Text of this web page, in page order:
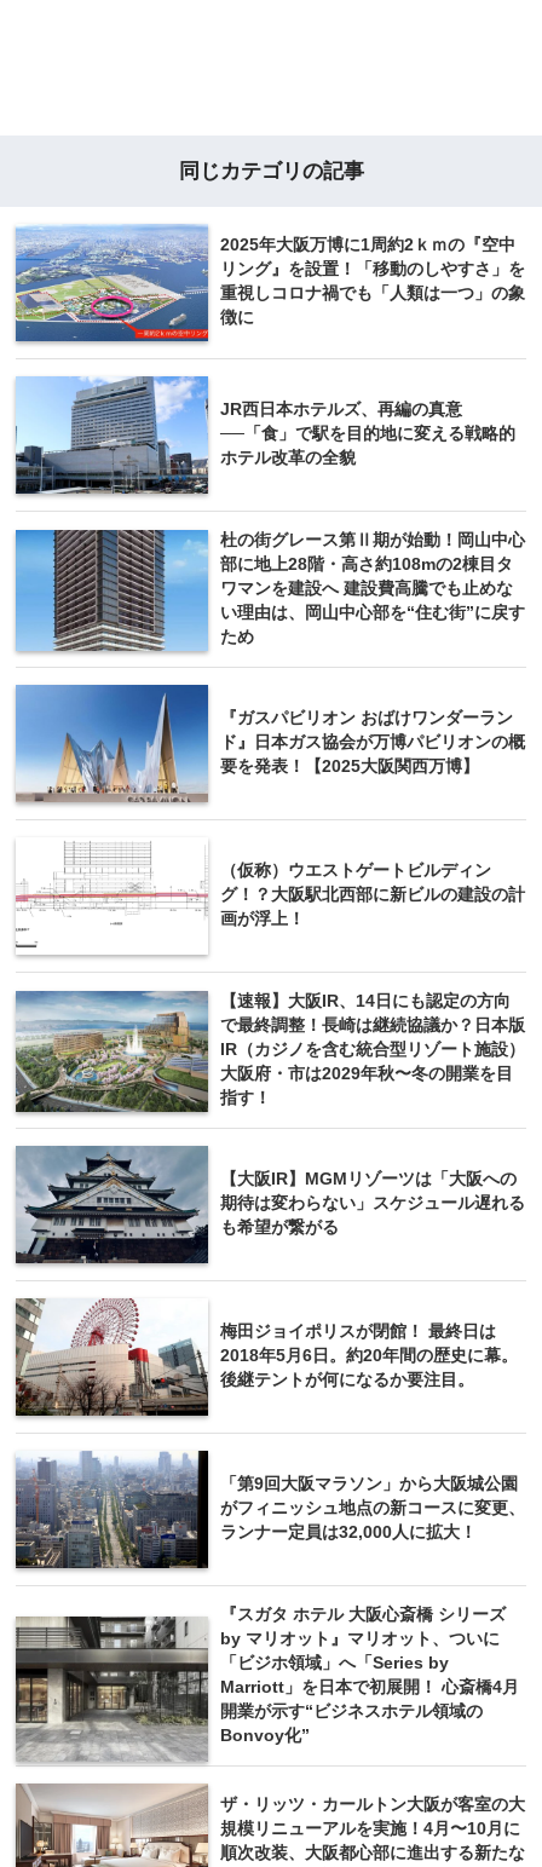
同じカテゴリの記事
2025年大阪万博に1周約2ｋｍの『空中
リング』を設置！「移動のしやすさ」を
重視しコロナ禍でも「人類は一つ」の象
徴に
JR西日本ホテルズ、再編の真意
──「食」で駅を目的地に変える戦略的
ホテル改革の全貌
杜の街グレース第Ⅱ期が始動！岡山中心
部に地上28階・高さ約108mの2棟目タ
ワマンを建設へ 建設費高騰でも止めな
い理由は、岡山中心部を“住む街”に戻す
ため
『ガスパビリオン おばけワンダーラン
ド』日本ガス協会が万博パビリオンの概
要を発表！【2025大阪関西万博】
（仮称）ウエストゲートビルディン
グ！？大阪駅北西部に新ビルの建設の計
画が浮上！
【速報】大阪IR、14日にも認定の方向
で最終調整！長崎は継続協議か？日本版
IR（カジノを含む統合型リゾート施設）
大阪府・市は2029年秋〜冬の開業を目
指す！
【大阪IR】MGMリゾーツは「大阪への
期待は変わらない」スケジュール遅れる
も希望が繋がる
梅田ジョイポリスが閉館！ 最終日は
2018年5月6日。約20年間の歴史に幕。
後継テントが何になるか要注目。
「第9回大阪マラソン」から大阪城公園
がフィニッシュ地点の新コースに変更、
ランナー定員は32,000人に拡大！
『スガタ ホテル 大阪心斎橋 シリーズ
by マリオット』マリオット、ついに
「ビジホ領域」へ「Series by
Marriott」を日本で初展開！ 心斎橋4月
開業が示す“ビジネスホテル領域の
Bonvoy化”
ザ・リッツ・カールトン大阪が客室の大
規模リニューアルを実施！4月〜10月に
順次改装、大阪都心部に進出する新たな